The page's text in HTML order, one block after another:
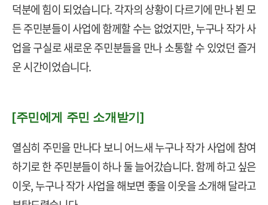
덕분에 힘이 되었습니다.각자의 상황이 다르기에 만나 뵌 모
든 주민분들이 사업에 함께할 수는 없었지만,누구나 작가 사
업을 구실로 새로운 주민분들을 만나 소통할 수 있었던 즐거
운 시간이었습니다.
[주민에게 주민 소개받기]
열심히 주민을 만나다 보니 어느새 누구나 작가 사업에 참여
하기로 한 주민분들이 하나 둘 늘어갔습니다.함께 하고 싶은
이웃,누구나 작가 사업을 해보면 좋을 이웃을 소개해 달라고